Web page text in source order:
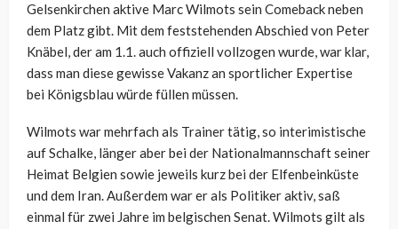
Gelsenkirchen aktive Marc Wilmots sein Comeback neben
dem Platz gibt. Mit dem feststehenden Abschied von Peter
Knäbel, der am 1.1. auch offiziell vollzogen wurde, war klar,
dass man diese gewisse Vakanz an sportlicher Expertise
bei Königsblau würde füllen müssen.
Wilmots war mehrfach als Trainer tätig, so interimistische
auf Schalke, länger aber bei der Nationalmannschaft seiner
Heimat Belgien sowie jeweils kurz bei der Elfenbeinküste
und dem Iran. Außerdem war er als Politiker aktiv, saß
einmal für zwei Jahre im belgischen Senat. Wilmots gilt als